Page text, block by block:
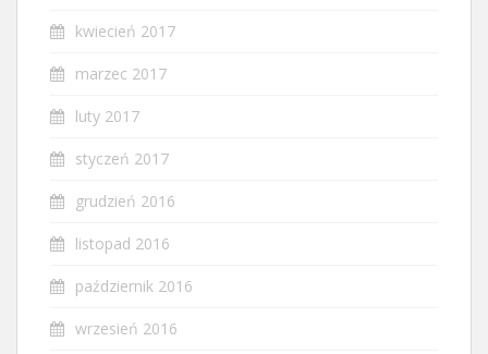
kwiecień 2017
marzec 2017
luty 2017
styczeń 2017
grudzień 2016
listopad 2016
październik 2016
wrzesień 2016